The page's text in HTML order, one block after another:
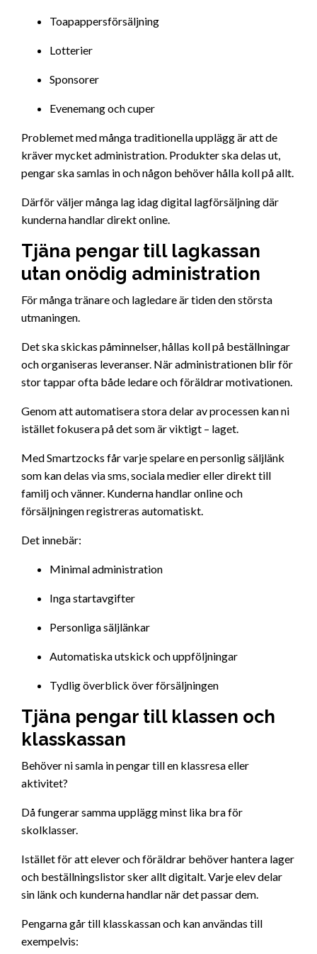
Toapappersförsäljning
Lotterier
Sponsorer
Evenemang och cuper
Problemet med många traditionella upplägg är att de
kräver mycket administration. Produkter ska delas ut,
pengar ska samlas in och någon behöver hålla koll på allt.
Därför väljer många lag idag digital lagförsäljning där
kunderna handlar direkt online.
Tjäna pengar till lagkassan
utan onödig administration
För många tränare och lagledare är tiden den största
utmaningen.
Det ska skickas påminnelser, hållas koll på beställningar
och organiseras leveranser. När administrationen blir för
stor tappar ofta både ledare och föräldrar motivationen.
Genom att automatisera stora delar av processen kan ni
istället fokusera på det som är viktigt – laget.
Med Smartzocks får varje spelare en personlig säljlänk
som kan delas via sms, sociala medier eller direkt till
familj och vänner. Kunderna handlar online och
försäljningen registreras automatiskt.
Det innebär:
Minimal administration
Inga startavgifter
Personliga säljlänkar
Automatiska utskick och uppföljningar
Tydlig överblick över försäljningen
Tjäna pengar till klassen och
klasskassan
Behöver ni samla in pengar till en klassresa eller
aktivitet?
Då fungerar samma upplägg minst lika bra för
skolklasser.
Istället för att elever och föräldrar behöver hantera lager
och beställningslistor sker allt digitalt. Varje elev delar
sin länk och kunderna handlar när det passar dem.
Pengarna går till klasskassan och kan användas till
exempelvis: